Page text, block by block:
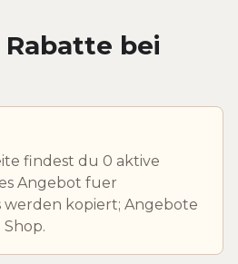
bei
findest du 0 aktive
Angebot fuer
werden kopiert; Angebote